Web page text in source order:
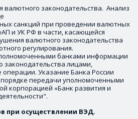
законодательства.  Анализ
санкций при проведении валютных
и УК РФ в части, касающейся
валютного законодательства
регулирования.
банками информации
законодательства лицами,
Указание Банка России
порядке передачи уполномоченными
корпорацией «Банк развития и
при осуществлении ВЭД.